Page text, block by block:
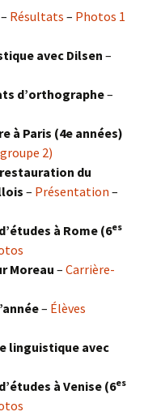
– Résultats – Photos 1
avec Dilsen –
d’orthographe–
à Paris (4e années)
2)
du
– Présentation –
à Rome (6es
Moreau – Carrière-
– Élèves
linguistique avec
à Venise (6es